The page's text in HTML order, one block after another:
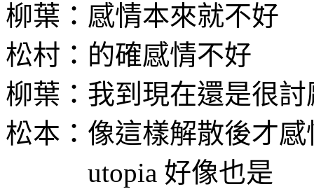
柳葉：感情本來就不好
松村：的確感情不好
柳葉：我到現在還是很
松本：像這樣解散後才
utopia 好像也是